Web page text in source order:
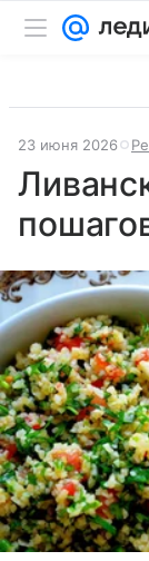
23 июня 2026